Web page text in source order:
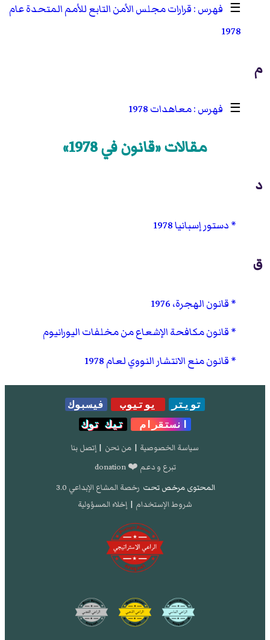
☰
قرارات مجلس الأمن التابع للأمم المتحدة عام
1978
م
☰ معاهدات 1978
مقالات «قانون في 1978»
د
دستور إسبانيا 1978
ق
قانون الهجرة، 1976
قانون مكافحة الإشعاع من مخلفات اليورانيوم
قانون منع الانتشار النووي لعام 1978
تويتر يوتيوب
فيسبوك
انستقرام
تيك توك
سياسة الخصوصية | من نحن | إتصل بنا
تبرع و دعم ❤️ donation
المحتوى مرخص تحت رخصة المشاع الإبداعي 3.0
شروط الإستخدام | إخلاء المسؤولية